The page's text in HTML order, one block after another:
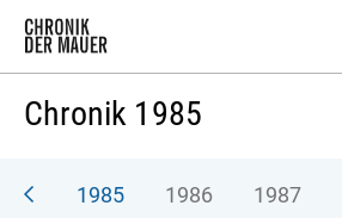
Chronik 1985
1985 1986 1987